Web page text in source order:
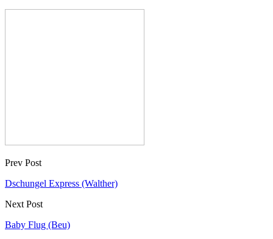
Prev Post
Dschungel Express (Walther)
Next Post
Baby Flug (Beu)